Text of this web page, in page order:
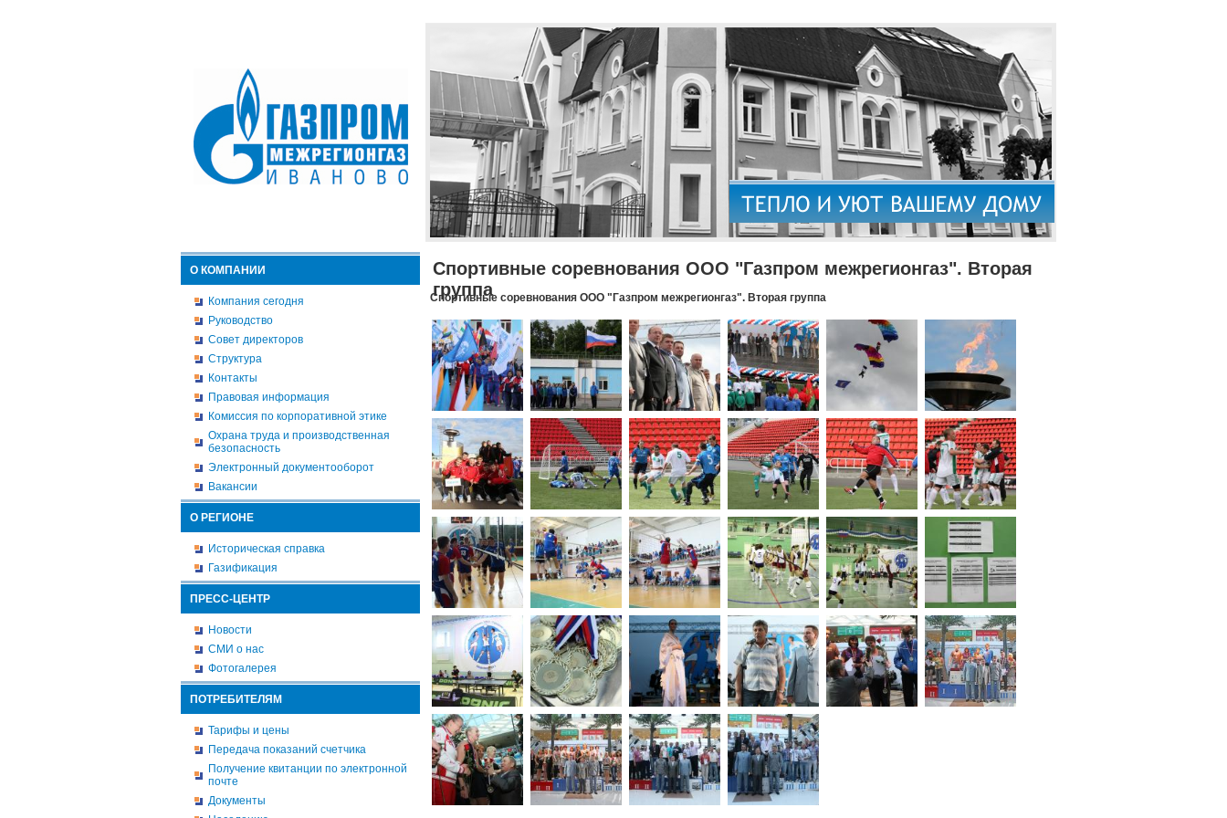
О КОМПАНИИ
Компания сегодня
Руководство
Совет директоров
Структура
Контакты
Правовая информация
Комиссия по корпоративной этике
Охрана труда и производственная
безопасность
Электронный документооборот
Вакансии
О РЕГИОНЕ
Историческая справка
Газификация
ПРЕСС-ЦЕНТР
Новости
СМИ о нас
Фотогалерея
ПОТРЕБИТЕЛЯМ
Тарифы и цены
Передача показаний счетчика
Получение квитанции по электронной
почте
Документы
Спортивные соревнования ООО "Газпром межрегионгаз". Вторая
группа
Спортивные соревнования ООО "Газпром межрегионгаз". Вторая группа